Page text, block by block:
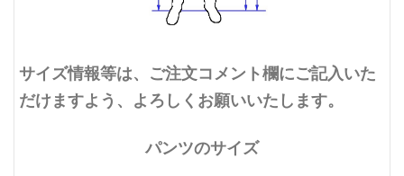
サイズ情報等は、ご注文コメント欄にご記入いた
だけますよう、よろしくお願いいたします。
パンツのサイズ